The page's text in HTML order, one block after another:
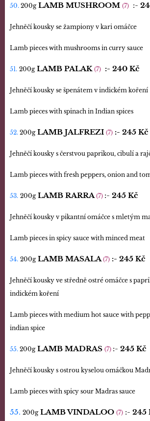
50. 200g LAMB MUSHROOM (7) :-
Jehněčí kousky se žampiony v kari omáčce
Lamb pieces with mushrooms in curry sauce
51. 200g LAMB PALAK (7) :- 240 Kč
Jehněčí kousky se špenátem v indickém koření
Lamb pieces with spinach in Indian spices
52. 200g LAMB JALFREZI (7) :- 245 Kč
Jehněčí kousky s čerstvou paprikou, cibulí a
Lamb pieces with fresh peppers, onion and
53. 200g LAMB RARRA(7) :- 245 Kč
Jehněčí kousky v pikantní omáčce s mletým
Lamb pieces in spicy sauce with minced meat
54. 200g LAMB MASALA(7) :- 245 Kč
Jehněčí kousky ve středně ostré omáčce s
indickém koření
Lamb pieces with medium hot sauce with
indian spice
55. 200g LAMB MADRAS (7) :- 245 Kč
Jehněčí kousky s ostrou kyselou omáčkou
Lamb pieces with spicy sour Madras sauce
55. 200g LAMB VINDALOO (7) :- 245